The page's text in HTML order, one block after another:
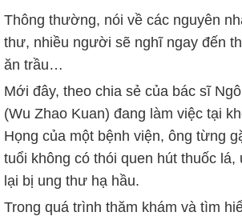
Thông thường, nói về các nguyên
thư, nhiều người sẽ nghĩ ngay đến
ăn trầu…
Mới đây, theo chia sẻ của bác sĩ
(Wu Zhao Kuan) đang làm việc tại
Họng của một bệnh viện, ông từng
tuổi không có thói quen hút thuốc
lại bị ung thư hạ hầu.
Trong quá trình thăm khám và tìm